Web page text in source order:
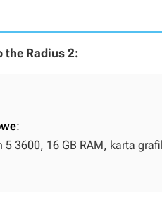
the Radius 2:
:
5 3600, 16 GB RAM, karta